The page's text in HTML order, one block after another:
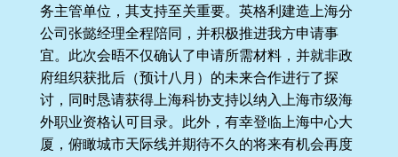
务主管单位，其支持至关重要。英格利建造上海分
公司张懿经理全程陪同，并积极推进我方申请事
宜。此次会晤不仅确认了申请所需材料，并就非政
府组织获批后（预计八月）的未来合作进行了探
讨，同时恳请获得上海科协支持以纳入上海市级海
外职业资格认可目录。此外，有幸登临上海中心大
厦，俯瞰城市天际线并期待不久的将来有机会再度